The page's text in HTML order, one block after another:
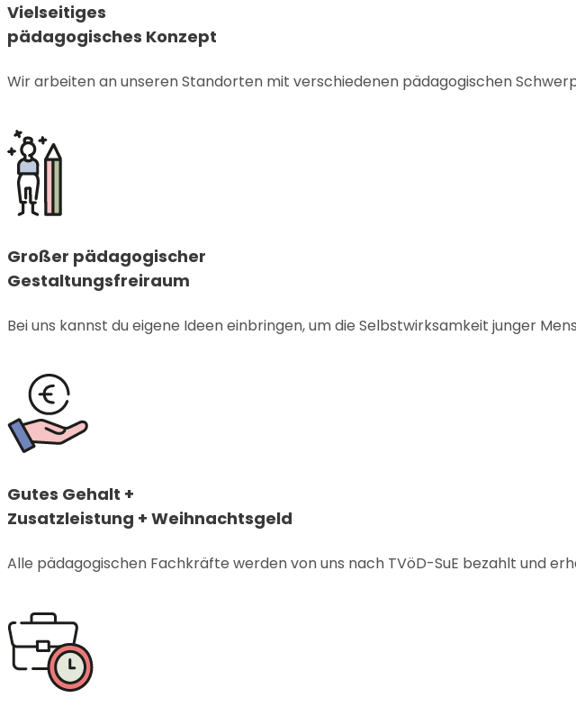
Vielseitiges
pädagogisches Konzept
Wir arbeiten an unseren Standorten mit verschiedenen pädagogischen
Großer pädagogischer
Gestaltungsfreiraum
Bei uns kannst du eigene Ideen einbringen, um die Selbstwirksamkeit junger
Gutes Gehalt +
Zusatzleistung + Weihnachtsgeld
Alle pädagogischen Fachkräfte werden von uns nach TVöD-SuE bezahlt und